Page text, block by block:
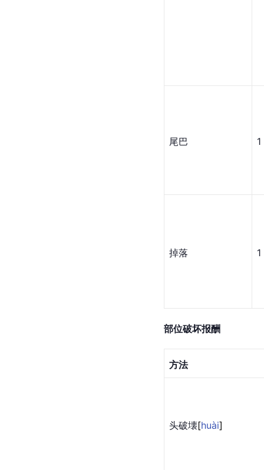
尾巴 1
掉落 1
部位破坏报酬
方法
头破壊[huài]